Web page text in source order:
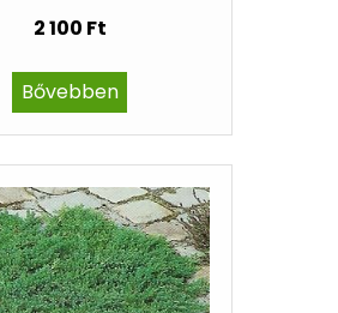
2 100 Ft
Bővebben